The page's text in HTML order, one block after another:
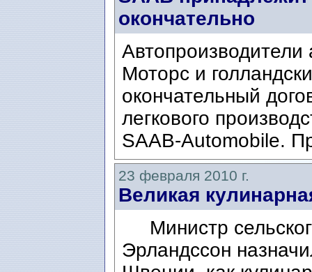
окончательно
Моторс и
окончательный
легкового
SAAB-Automobile.
23 февраля 2010 г.
Великая
Министр
Эрландссон